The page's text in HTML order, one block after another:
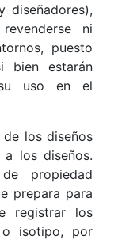
diseñadores),
ni
puesto
bien estarán
su uso en el
los diseños
los diseños.
propiedad
prepara para
registrar los
o isotipo, por